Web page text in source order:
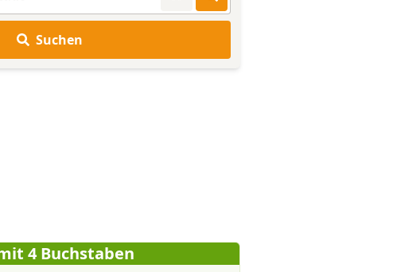
Suchen
4 Buchstaben